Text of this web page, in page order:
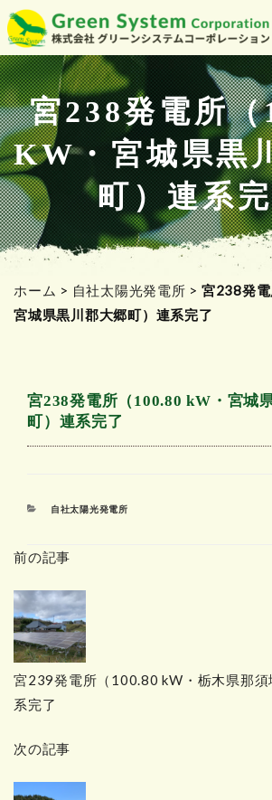
コ
ン
テ
ン
ツ
へ
ス
キ
ッ
プ
宮238発電所
KW・宮城県黒
町）連系
ホーム > 自社太陽光発電所 > 宮238発
宮城県黒川郡大郷町）連系完了
宮238発電所（100.80 kW・宮城
町）連系完了
カ
リ
自社太陽光発電所
前の記事
宮239発電所（100.80 kW・栃木県那須
系完了
次の記事